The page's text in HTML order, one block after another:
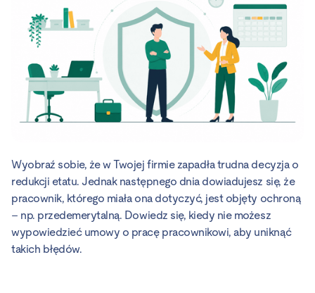
Wyobraź sobie, że w Twojej firmie zapadła trudna decyzja o
redukcji etatu. Jednak następnego dnia dowiadujesz się, że
pracownik, którego miała ona dotyczyć, jest objęty ochroną
– np. przedemerytalną. Dowiedz się, kiedy nie możesz
wypowiedzieć umowy o pracę pracownikowi, aby uniknąć
takich błędów.